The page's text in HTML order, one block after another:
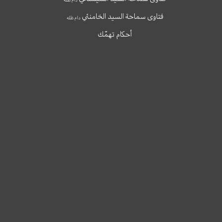
فتاوى سماحة السيد الخامنئيدام ظله
أحكام تهمّك